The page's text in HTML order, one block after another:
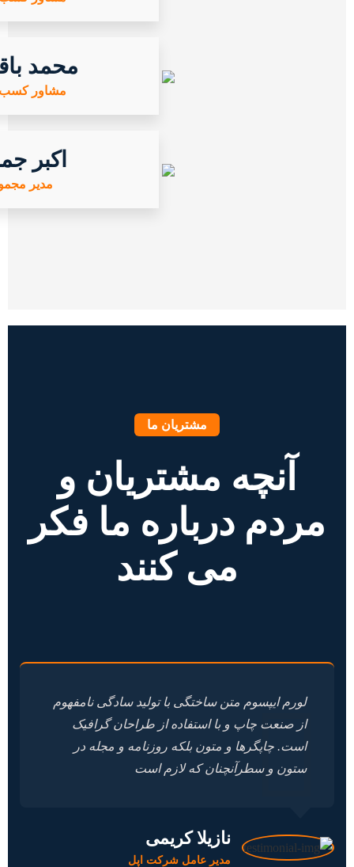
محمد
مشاور کسب
اکبر
مدیر
مشتریان ما
آنچه مشتریان و
مردم درباره ما فکر
می کنند
لورم ایپسوم متن ساختگی با تولید سادگی نامفهوم
از صنعت چاپ و با استفاده از طراحان گرافیک
است. چاپگرها و متون بلکه روزنامه و مجله در
ستون و سطرآنچنان که لازم است
نازیلا کریمی
مدیر عامل شرکت اپل